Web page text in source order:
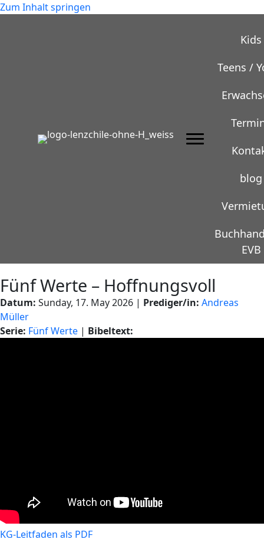
Zum Inhalt springen
Kids
Teens /
blog
EVB
Fünf Werte – Hoffnungsvoll
Datum: Sunday, 17. May 2026 | Prediger/in: Andreas
Müller
Serie: Fünf Werte | Bibeltext:
KG-Leitfaden als PDF